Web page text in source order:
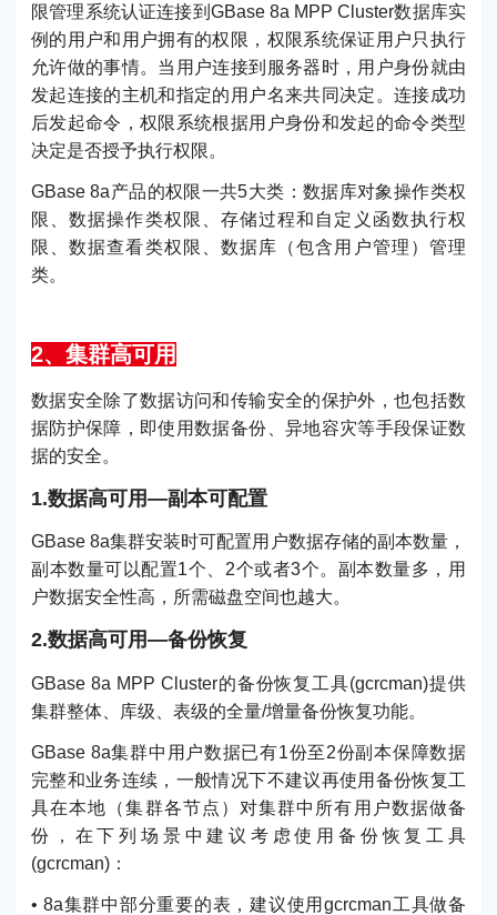
限管理系统认证连接到GBase 8a MPP Cluster数据库实
例的用户和用户拥有的权限，权限系统保证用户只执行
允许做的事情。当用户连接到服务器时，用户身份就由
发起连接的主机和指定的用户名来共同决定。连接成功
后发起命令，权限系统根据用户身份和发起的命令类型
决定是否授予执行权限。
GBase 8a产品的权限一共5大类：数据库对象操作类权
限、数据操作类权限、存储过程和自定义函数执行权
限、数据查看类权限、数据库（包含用户管理）管理
类。
2、集群高可用
数据安全除了数据访问和传输安全的保护外，也包括数
据防护保障，即使用数据备份、异地容灾等手段保证数
据的安全。
1.数据高可用—副本可配置
GBase 8a集群安装时可配置用户数据存储的副本数量，
副本数量可以配置1个、2个或者3个。副本数量多，用
户数据安全性高，所需磁盘空间也越大。
2.数据高可用—备份恢复
GBase 8a MPP Cluster的备份恢复工具(gcrcman)提供
集群整体、库级、表级的全量/增量备份恢复功能。
GBase 8a集群中用户数据已有1份至2份副本保障数据
完整和业务连续，一般情况下不建议再使用备份恢复工
具在本地（集群各节点）对集群中所有用户数据做备
份，在下列场景中建议考虑使用备份恢复工具
(gcrcman)：
• 8a集群中部分重要的表，建议使用gcrcman工具做备